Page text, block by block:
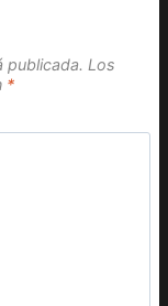
publicada. Los
*